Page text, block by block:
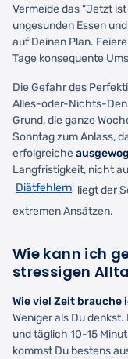
Vermeide das "Jetzt
ungesunden Essen
auf Deinen Plan.
Tage konsequente
Die Gefahr des
Alles-oder-Nichts-
Grund, die ganze
Sonntag zum Anlass,
erfolgreiche
Langfristigkeit, nicht
Diätfehlern liegt der
extremen Ansätzen.
Wie kann ich
stressigen
Wie viel Zeit
Weniger als Du
und täglich 10-15
kommst Du bestens